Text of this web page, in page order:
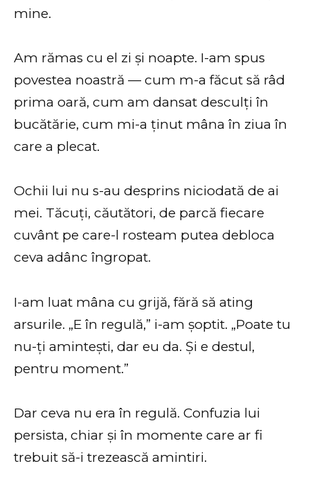
mine.
Am rămas cu el zi și noapte. I-am spus
povestea noastră — cum m-a făcut să râd
prima oară, cum am dansat desculți în
bucătărie, cum mi-a ținut mâna în ziua în
care a plecat.
Ochii lui nu s-au desprins niciodată de ai
mei. Tăcuți, căutători, de parcă fiecare
cuvânt pe care-l rosteam putea debloca
ceva adânc îngropat.
I-am luat mâna cu grijă, fără să ating
arsurile. „E în regulă,” i-am șoptit. „Poate tu
nu-ți amintești, dar eu da. Și e destul,
pentru moment.”
Dar ceva nu era în regulă. Confuzia lui
persista, chiar și în momente care ar fi
trebuit să-i trezească amintiri.